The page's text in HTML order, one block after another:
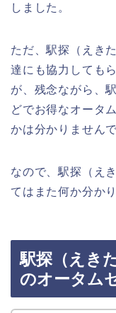
しました。
ただ、駅探（えき
達にも協力しても
が、残念ながら、
どでお得なオータ
かは分かりませんで
なので、駅探（え
てはまた何か分か
駅探（えき
のオータム